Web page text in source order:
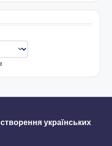
створення українських